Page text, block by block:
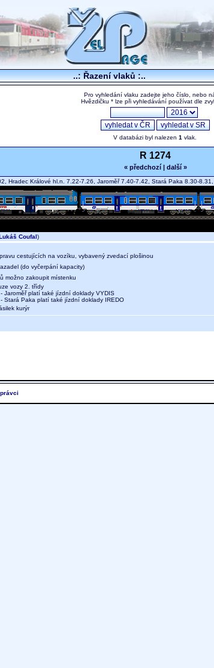
..: Řazení vlaků :..
Pro vyhledání vlaku zadejte jeho číslo, nebo
Hvězdičku * lze při vyhledávání používat dle
V databázi byl nalezen 1 vlak.
R 1274
« předchozí| další »
Hradec Králové hl.n. 7.22-7.26, Jaroměř 7.40-7.42, Stará Paka 8.30-
Coufal)
cestujících na vozíku, vybavený zvedací plošinou
(do vyčerpání kapacity)
možno zakoupit místenku
vozy 2. třídy
Jaroměř platí také jízdní doklady VYDIS
Stará Paka platí také jízdní doklady IREDO
kurýr